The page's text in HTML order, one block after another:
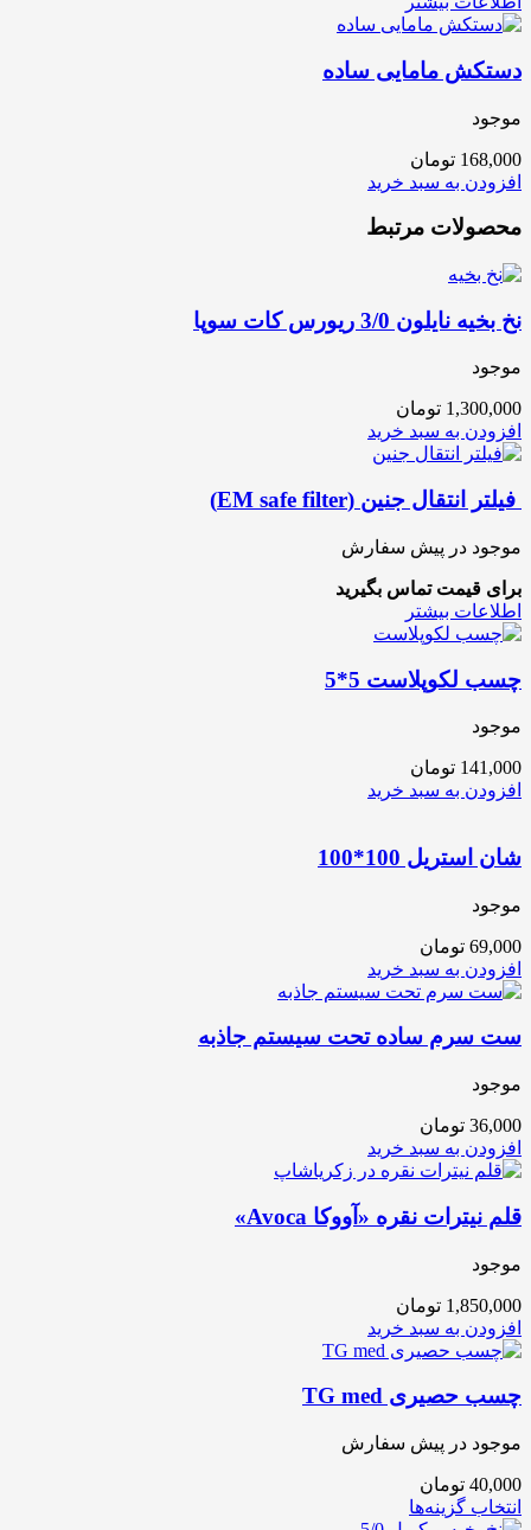
دستکش مامایی ساده
موجود
168,000 تومان
افزودن به سبد خرید
محصولات مرتبط
نخ بخیه نایلون 3/0 ریورس کات سوپا
موجود
1,300,000 تومان
افزودن به سبد خرید
فیلتر انتقال جنین (EM safe filter)
موجود در پیش سفارش
برای قیمت تماس بگیرید
اطلاعات بیشتر
چسب لکوپلاست 5*5
موجود
141,000 تومان
افزودن به سبد خرید
شان استریل 100*100
موجود
69,000 تومان
افزودن به سبد خرید
ست سرم ساده تحت سیستم جاذبه
موجود
36,000 تومان
افزودن به سبد خرید
قلم نیترات نقره «آووکا Avoca»
موجود
1,850,000 تومان
افزودن به سبد خرید
چسب حصیری TG med
موجود در پیش سفارش
40,000 تومان
انتخاب گزینه‌ها